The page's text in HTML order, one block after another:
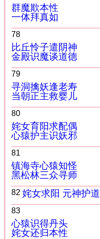
群魔欺本性
一体拜真如
78
比丘怜子遣阴神
金殿识魔谈道德
79
寻洞擒妖逢老寿
当朝正主救婴儿
80
姹女育阳求配偶
心猿护主识妖邪
81
镇海寺心猿知怪
黑松林三众寻师
82 姹女求阳 元神护道
83
心猿识得丹头
姹女还归本性